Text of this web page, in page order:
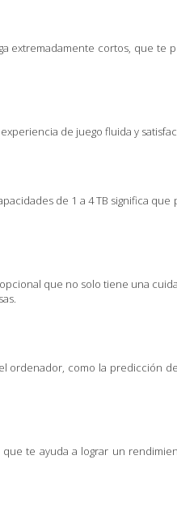
extremadamente cortos, que te
de juego fluida y
de 1 a 4 TB significa
que no solo tiene una
ordenador, como la predicción
que te ayuda a lograr un